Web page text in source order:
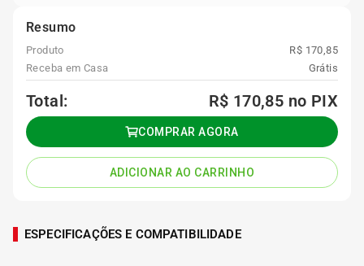
Resumo
Produto
R$ 170,85
Receba em Casa
Grátis
Total: R$ 170,85 no PIX
COMPRAR AGORA
ADICIONAR AO CARRINHO
ESPECIFICAÇÕES E COMPATIBILIDADE